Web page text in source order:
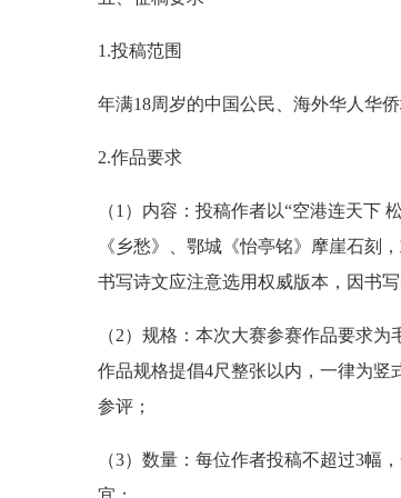
1.投稿范围
年满18周岁的中国公民、海外华人华
2.作品要求
（1）内容：投稿作者以“空港连天下
《乡愁》、鄂城《怡亭铭》摩崖石刻
书写诗文应注意选用权威版本，因书
（2）规格：本次大赛参赛作品要求
作品规格提倡4尺整张以内，一律为
参评；
（3）数量：每位作者投稿不超过3幅